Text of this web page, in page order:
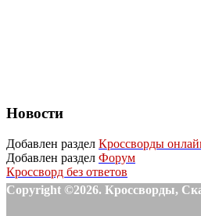
Новости
Добавлен раздел Кроссворды
Добавлен раздел Форум
Кроссворд без ответов
Copyright ©2026. Кроссворды,